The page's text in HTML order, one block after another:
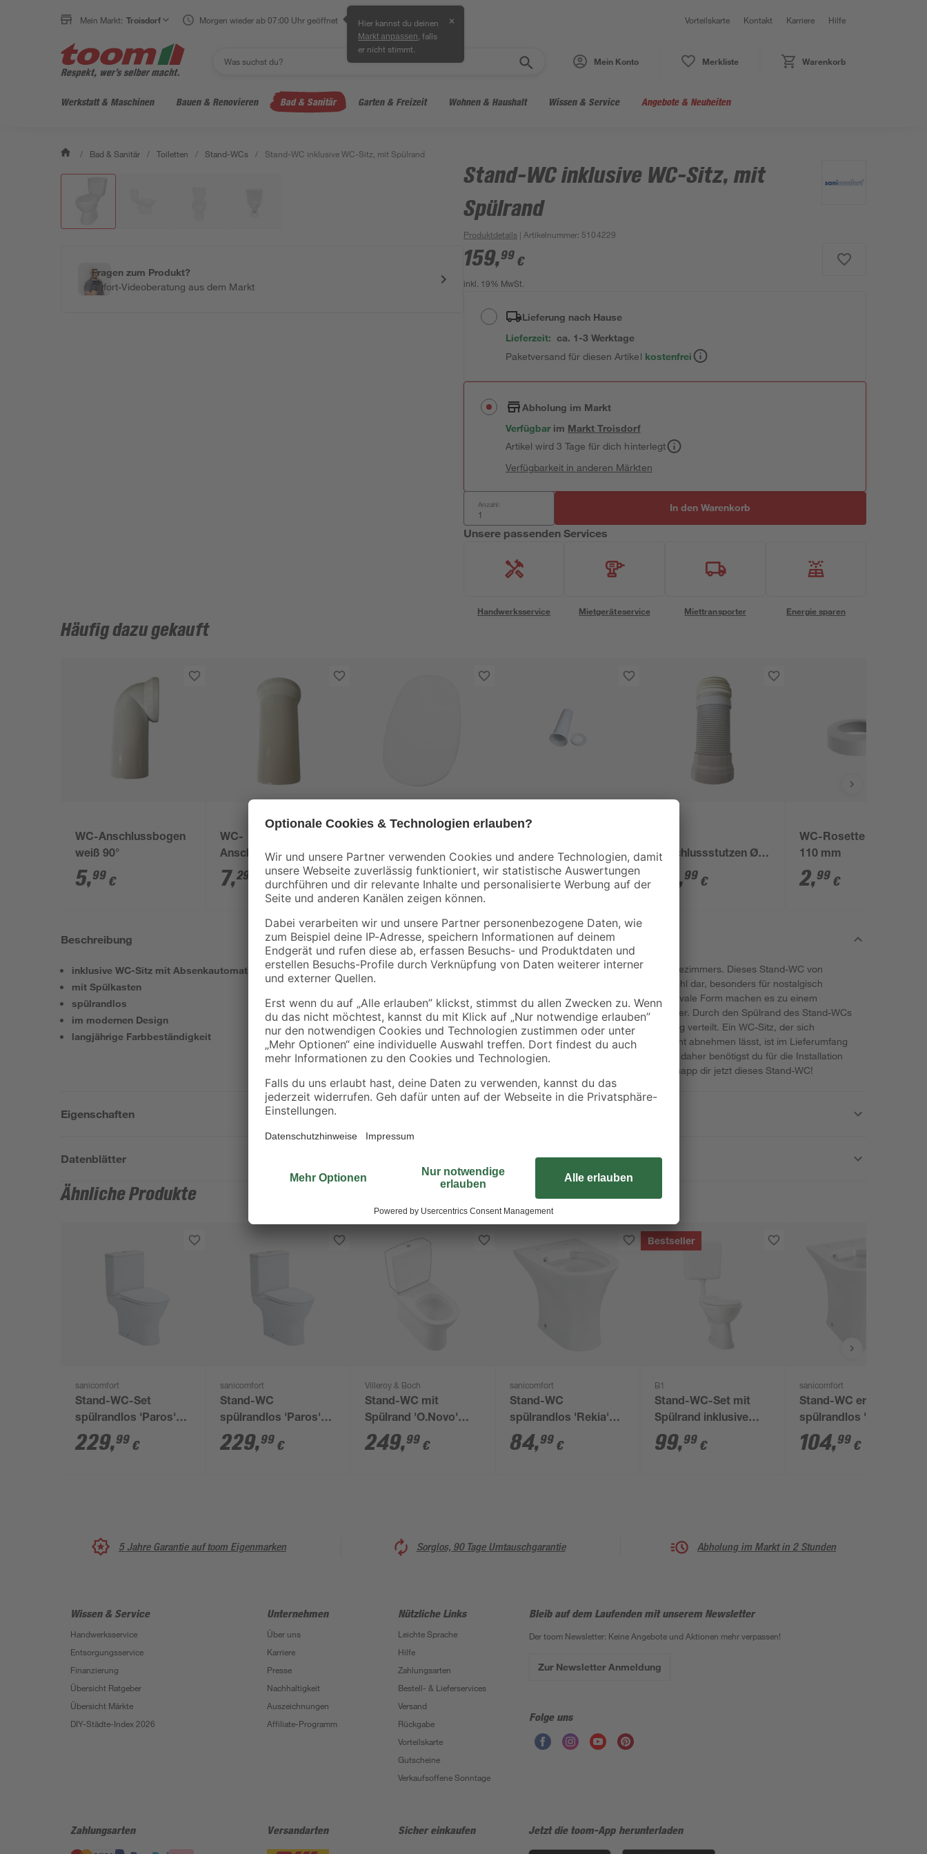
Mein Markt: Troisdorf Morgen wieder ab 07:00 Uhr geöffnet Hier kannst du deinen
Markt anpassen , falls
er nicht stimmt.
✕ Vorteilskarte Kontakt Karriere Hilfe
Mein Konto Merkliste Warenkorb
Werkstatt & Maschinen Bauen & Renovieren Bad & Sanitär Garten & Freizeit Wohnen & Haushalt Wissen & Service Angebote & Neuheiten
/ Bad & Sanitär / Toiletten / Stand-WCs / Stand-WC inklusive WC-Sitz, mit Spülrand
Fragen zum Produkt?
Sofort-Videoberatung aus dem Markt
Stand-WC inklusive WC-Sitz, mit
Spülrand
Produktdetails | Artikelnummer: 5104229
159,99 €
inkl. 19% MwSt.
Lieferung nach Hause
Lieferzeit: ca. 1-3 Werktage
Paketversand für diesen Artikel kostenfrei
Abholung im Markt
Verfügbar im MarktTroisdorf
Artikel wird 3 Tage für dich hinterlegt
Verfügbarkeit in anderen Märkten
Anzahl: In den Warenkorb
Unsere passenden Services
Handwerksservice Mietgeräteservice Miettransporter Energie sparen
Häufig dazu gekauft
WC-Anschlussbogen
weiß 90°
5,99 €
WC-
Anschlussstutzen Ø
110 mm
7,29
sanicomfort
Stand-WC 245 x 440
mm
5,29€
Anschlussstutzen Ø
100 mm
7,99€
Anschlussstutzen Ø
90-110 mm
,99 €
WC-Rosette weiß Ø
110 mm
2,99 €
Beschreibung
inklusive WC-Sitz mit Absenkautomatik
mit Spülkasten
spülrandlos
im modernen Design
langjährige Farbbeständigkeit
Ein hochwertiges WC ist das A und O jeden Badezimmers. Dieses Stand-WC von
sanicomfort stellt eine optisch ansprechende Wahl dar, besonders für nostalgisch
eingerichtete Räume. Die weiße Farbe und die ovale Form machen es zu einem
unaufdringlichen Blickfang in deinem Badezimmer. Durch den Spülrand des Stand-WCs
wird zudem das Wasser beim Spülen gleichmäßig verteilt. Ein WC-Sitz, der sich
geräuschlos schließt und sich zum Reinigen leicht abnehmen lässt, ist im Lieferumfang
enthalten. Der Abgang des WCs ist waagerecht, daher benötigst du für die Installation
einen Anschluss in der Wand. Hygiene pur! Schnapp dir jetzt dieses Stand-WC!
Eigenschaften
Datenblätter
Ähnliche Produkte
sanicomfort
Stand-WC-Set
spülrandlos 'Paros'
inklusive WC-Sitz
weiß
229,99 €
sanicomfort
Stand-WC
spülrandlos 'Paros'
inklusive WC-Sitz
229,99 €
Villeroy & Boch
Stand-WC mit
Spülrand 'O.Novo'
weiß
249,99 €
sanicomfort
Stand-WC
spülrandlos 'Rekia'
weiß
84,99 €
Bestseller
B1
Stand-WC-Set mit
Spülrand inklusive
WC-Sitz und
Spülkasten weiß
99,99 €
sanicomfort
Stand-WC erhöht
spülrandlos 'Rekia'
Flachspüler weiß
104,99 €
5 Jahre Garantie auf toom Eigenmarken Sorglos, 90 Tage Umtauschgarantie Abholung im Markt in 2 Stunden
Wissen & Service
Handwerksservice
Entsorgungsservice
Finanzierung
Übersicht Ratgeber
Übersicht Märkte
DIY-Städte-Index 2026
Unternehmen
Über uns
Karriere
Presse
Nachhaltigkeit
Auszeichnungen
Affiliate-Programm
Nützliche Links
Leichte Sprache
Hilfe
Zahlungsarten
Bestell- & Lieferservices
Versand
Rückgabe
Vorteilskarte
Gutscheine
Verkaufsoffene Sonntage
Bleib auf dem Laufenden mit unserem Newsletter
Der toom Newsletter: Keine Angebote und Aktionen mehr verpassen!
Zur Newsletter Anmeldung
Folge uns
Zahlungsarten Versandarten Sicher einkaufen Jetzt die toom-App herunterladen